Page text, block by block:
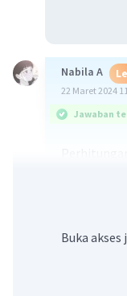
Nabila A
22 Maret 2024
Jawaban
Saya
rugi,
mengecek
Semoga
Buka